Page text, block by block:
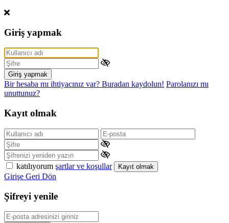
Giriş yapmak
Giriş yapmak
Bir hesaba mı ihtiyacınız var? Buradan kaydolun! Parolanızı mı
unuttunuz?
Kayıt olmak
katılıyorum şartlar ve koşullar Kayıt olmak
Girişe Geri Dön
Şifreyi yenile